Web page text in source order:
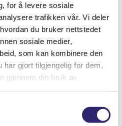
for å levere sosiale
trafikken vår. Vi deler
du bruker nettstedet
sosiale medier,
som kan kombinere den
har gjort tilgjengelig for dem,
gjennom din bruk av